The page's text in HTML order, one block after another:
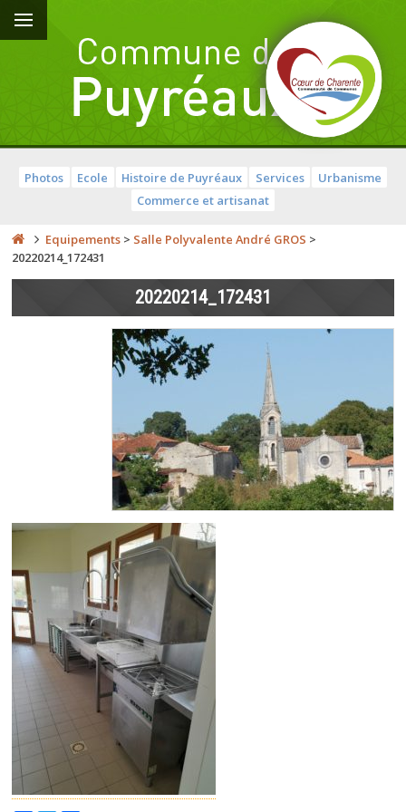
Photos Ecole Histoire de Puyréaux Services
Urbanisme
Commerce et artisanat
Equipements > Salle Polyvalente André GROS >
20220214_172431
20220214_172431